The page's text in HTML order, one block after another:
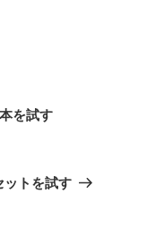
を試す
ットを試す